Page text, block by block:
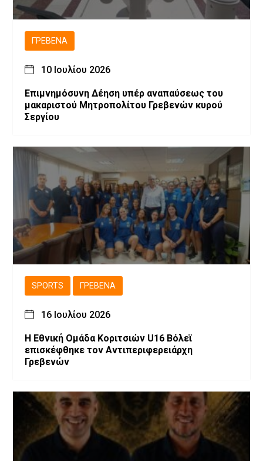
ΓΡΕΒΕΝΆ
10 Ιουλίου 2026
Επιμνημόσυνη Δέηση υπέρ αναπαύσεως του
μακαριστού Μητροπολίτου Γρεβενών κυρού
Σεργίου
SPORTS ΓΡΕΒΕΝΆ
16 Ιουλίου 2026
Η Εθνική Ομάδα Κοριτσιών U16 Βόλεϊ
επισκέφθηκε τον Αντιπεριφερειάρχη
Γρεβενών